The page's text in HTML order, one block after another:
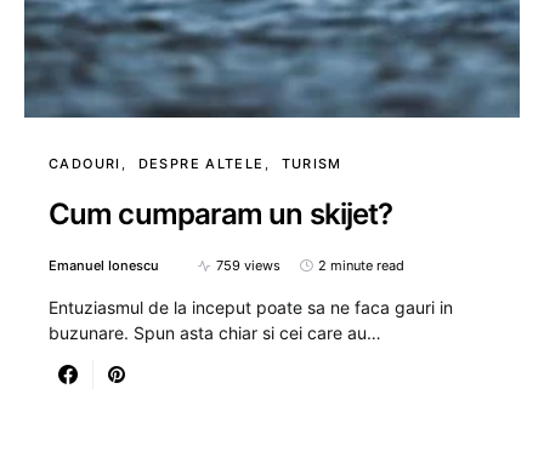
CADOURI DESPRE ALTELE TURISM
Cum cumparam un skijet?
Emanuel Ionescu 759 views 2 minute read
Entuziasmul de la inceput poate sa ne faca gauri in
buzunare. Spun asta chiar si cei care au…